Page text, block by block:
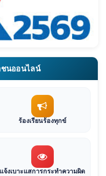
ชนออนไลน์
ร้องเรียนร้องทุกข์
แจ้งเบาะแสการกระทำความผิด